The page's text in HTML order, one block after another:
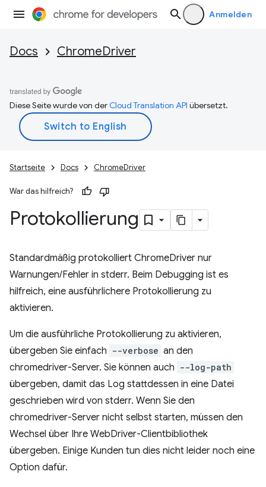
Anmelden
Docs ChromeDriver
Diese Seite wurde von derCloud Translation API übersetzt.
Startseite Docs ChromeDriver
War das hilfreich?
Protokollierung
Standardmäßig protokolliert ChromeDriver nur
Warnungen/Fehler in stderr. Beim Debugging ist es
hilfreich, eine ausführlichere Protokollierung zu
aktivieren.
Um die ausführliche Protokollierung zu aktivieren,
übergeben Sie einfach --verbose an den
chromedriver-Server. Sie können auch --log-path
übergeben, damit das Log stattdessen in eine Datei
geschrieben wird von stderr. Wenn Sie den
chromedriver-Server nicht selbst starten, müssen den
Wechsel über Ihre WebDriver-Clientbibliothek
übergeben. Einige Kunden tun dies nicht leider noch eine
Option dafür.